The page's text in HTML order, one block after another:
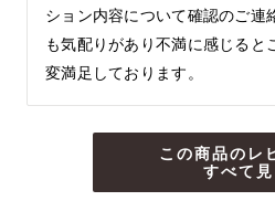
ション内容について確認のご連
も気配りがあり不満に感じると
変満足しております。
この商品のレ
すべて見